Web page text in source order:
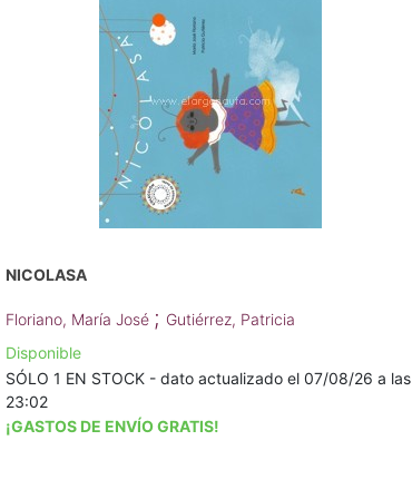
NICOLASA
Floriano, María José ; Gutiérrez, Patricia
Disponible
SÓLO 1 EN STOCK - dato actualizado el 07/08/26 a las
23:02
¡GASTOS DE ENVÍO GRATIS!